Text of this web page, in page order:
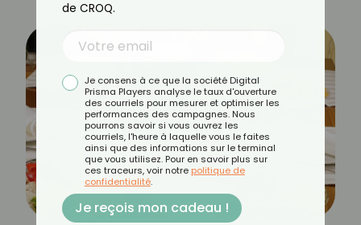
de CROQ.
Je consens à ce que la société Digital
Prisma Players analyse le taux d'ouverture
des courriels pour mesurer et optimiser les
performances des campagnes. Nous
pourrons savoir si vous ouvrez les
courriels, l'heure à laquelle vous le faites
ainsi que des informations sur le terminal
que vous utilisez. Pour en savoir plus sur
ces traceurs, voir notre politique de
confidentialité.
Je reçois mon cadeau !